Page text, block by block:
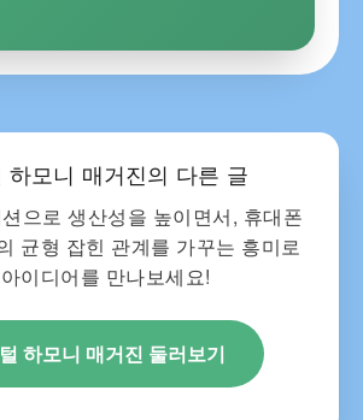
하모니 매거진의 다른 글
으로 생산성을 높이면서, 휴대폰
균형 잡힌 관계를 가꾸는 흥미로
이디어를 만나보세요!
하모니 매거진 둘러보기